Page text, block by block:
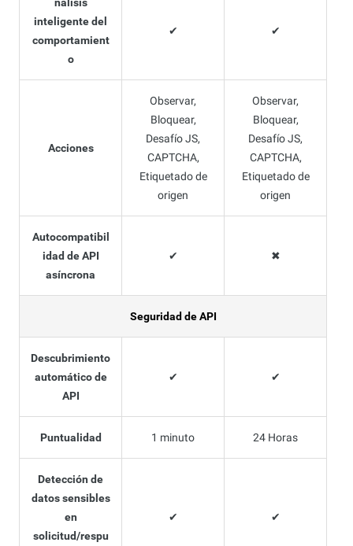
inteligente del
comportamient
o
✔ ✔
Acciones
Observar,
Bloquear,
Desafío JS,
CAPTCHA,
Etiquetado de
origen
Observar,
Bloquear,
Desafío JS,
CAPTCHA,
Etiquetado de
origen
Autocompatibil
idad de API
asíncrona
✔ ✖
Seguridad de API
Descubrimiento
automático de
API
✔ ✔
Puntualidad 1 minuto 24 Horas
Detección de
datos sensibles
en
solicitud/respu
✔ ✔